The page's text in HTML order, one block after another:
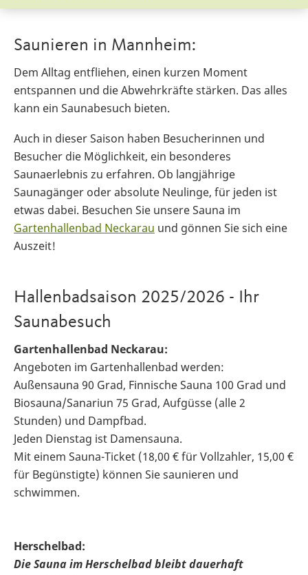
Saunieren in Mannheim:
Dem Alltag entfliehen, einen kurzen Moment
entspannen und die Abwehrkräfte stärken. Das alles
kann ein Saunabesuch bieten.
Auch in dieser Saison haben Besucherinnen und
Besucher die Möglichkeit, ein besonderes
Saunaerlebnis zu erfahren. Ob langjährige
Saunagänger oder absolute Neulinge, für jeden ist
etwas dabei. Besuchen Sie unsere Sauna im
Gartenhallenbad Neckarau und gönnen Sie sich eine
Auszeit!
Hallenbadsaison 2025/2026 - Ihr
Saunabesuch
Gartenhallenbad Neckarau:
Angeboten im Gartenhallenbad werden:
Außensauna 90 Grad, Finnische Sauna 100 Grad und
Biosauna/Sanariun 75 Grad, Aufgüsse (alle 2
Stunden) und Dampfbad.
Jeden Dienstag ist Damensauna.
Mit einem Sauna-Ticket (18,00 € für Vollzahler, 15,00 €
für Begünstigte) können Sie saunieren und
schwimmen.
Herschelbad:
Die Sauna im Herschelbad bleibt dauerhaft